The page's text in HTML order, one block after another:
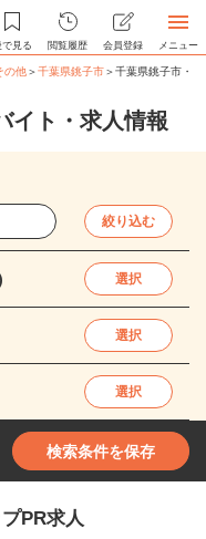
で見る 閲覧履歴 会員登録 メニュー
の他＞千葉県銚子市＞千葉県銚子市・
イト・求人情報
絞り込む
選択
選択
選択
検索条件を保存
PR求人